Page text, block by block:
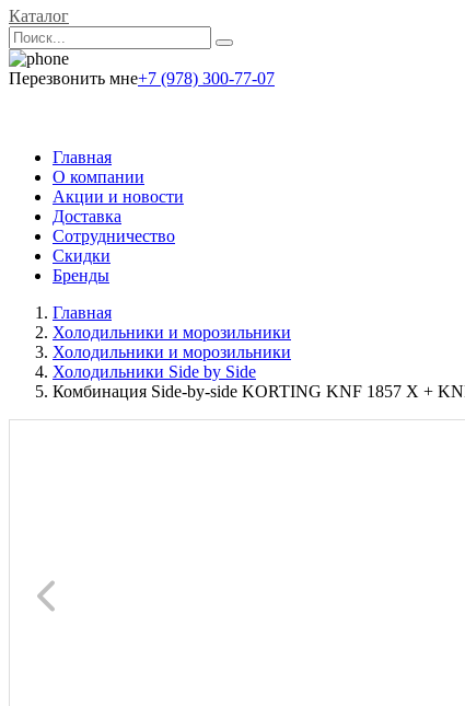
Каталог
Перезвонить мне+7 (978) 300-77-07
Главная
О компании
Акции и новости
Доставка
Сотрудничество
Скидки
Бренды
Главная
Холодильники и морозильники
Холодильники и морозильники
Холодильники Side by Side
Комбинация Side-by-side KORTING KNF 1857 X +